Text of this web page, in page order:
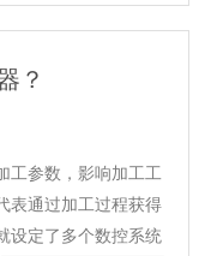
？
工参数，影响加工工
表通过加工过程获得
设定了多个数控系统